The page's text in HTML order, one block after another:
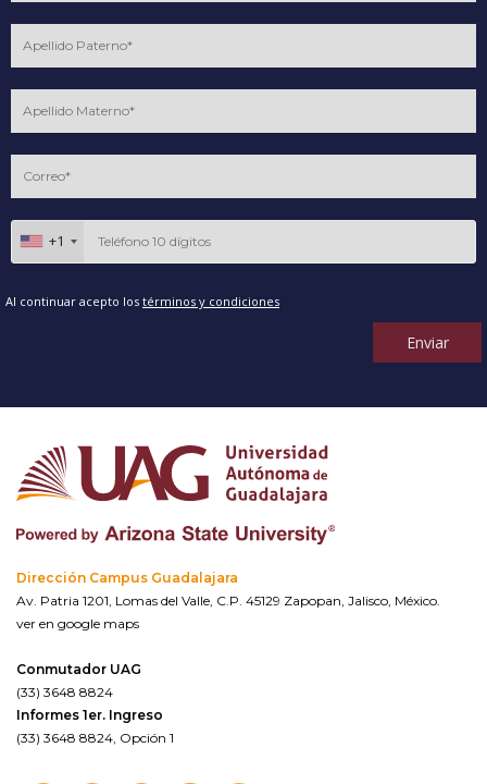
+1
Al continuar acepto los términos y condiciones
Enviar
Dirección Campus Guadalajara
Av. Patria 1201, Lomas del Valle, C.P. 45129 Zapopan, Jalisco, México.
ver en google maps
Conmutador UAG
(33) 3648 8824
Informes 1er. Ingreso
(33) 3648 8824, Opción 1